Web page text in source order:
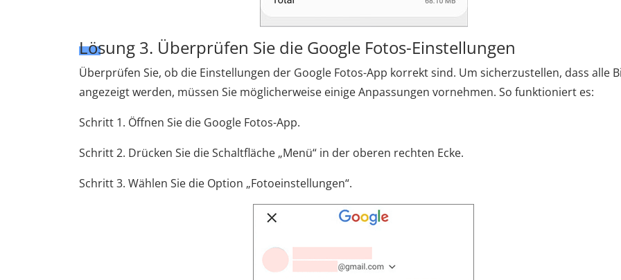
Lösung 3. Überprüfen Sie die Google Fotos-Einstellungen
Überprüfen Sie, ob die Einstellungen der Google Fotos-App korrekt sind. Um sicherzustellen, dass alle
angezeigt werden, müssen Sie möglicherweise einige Anpassungen vornehmen. So funktioniert es:
Schritt 1. Öffnen Sie die Google Fotos-App.
Schritt 2. Drücken Sie die Schaltfläche „Menü“ in der oberen rechten Ecke.
Schritt 3. Wählen Sie die Option „Fotoeinstellungen“.